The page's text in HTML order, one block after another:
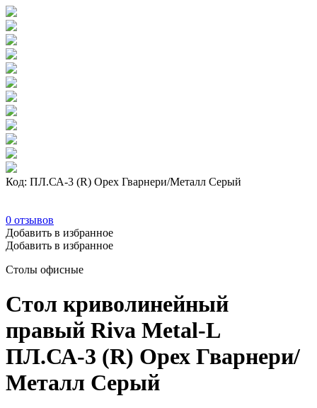
Код: ПЛ.СА-3 (R) Орех Гварнери/Металл Серый
0 отзывов
Добавить в избранное
Добавить в избранное
Столы офисные
Стол криволинейный
правый Riva Metal-L
ПЛ.СА-3 (R) Орех Гварнери/
Металл Серый